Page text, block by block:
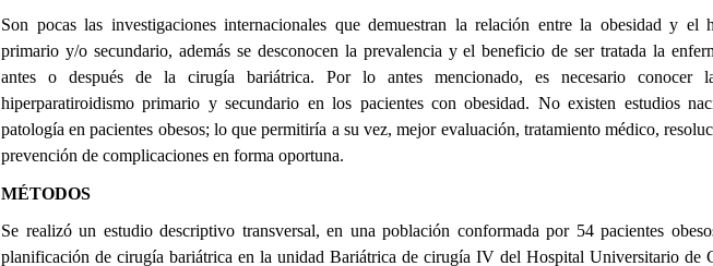
Son pocas las investigaciones internacionales que demuestran la relación entre la obesidad y el
primario y/o secundario, además se desconocen la prevalencia y el beneficio de ser tratada la
antes o después de la cirugía bariátrica. Por lo antes mencionado, es necesario conocer
hiperparatiroidismo primario y secundario en los pacientes con obesidad. No existen estudios
patología en pacientes obesos; lo que permitiría a su vez, mejor evaluación, tratamiento médico,
prevención de complicaciones en forma oportuna.
MÉTODOS
Se realizó un estudio descriptivo transversal, en una población conformada por 54 pacientes
planificación de cirugía bariátrica en la unidad Bariátrica de cirugía IV del Hospital Universitario de